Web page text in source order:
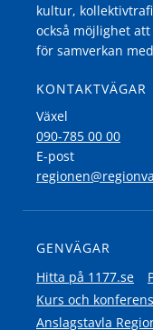
kultur,
också möjlighet
för samverkan
KONTAKTVÄGAR
Växel
090-785 00 00
E-post
GENVÄGAR
Hitta på 1177.se
Kurs och konferens
Anslagstavla